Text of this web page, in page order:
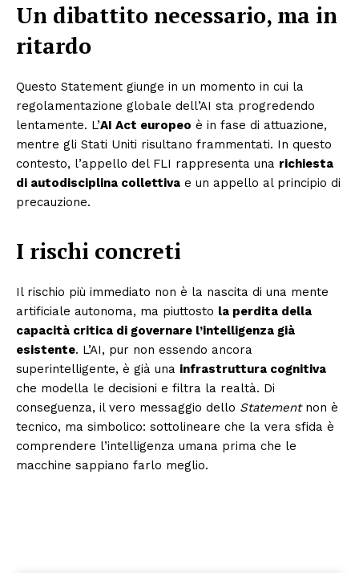
Un dibattito necessario, ma in
ritardo
Questo Statement giunge in un momento in cui la
regolamentazione globale dell’AI sta progredendo
lentamente. L’AI Act europeo è in fase di attuazione,
mentre gli Stati Uniti risultano frammentati. In questo
contesto, l’appello del FLI rappresenta una richiesta
di autodisciplina collettiva e un appello al principio di
precauzione.
I rischi concreti
Il rischio più immediato non è la nascita di una mente
artificiale autonoma, ma piuttosto la perdita della
capacità critica di governare l’intelligenza già
esistente. L’AI, pur non essendo ancora
superintelligente, è già una infrastruttura cognitiva
che modella le decisioni e filtra la realtà. Di
conseguenza, il vero messaggio dello Statementnon è
tecnico, ma simbolico: sottolineare che la vera sfida è
comprendere l’intelligenza umana prima che le
macchine sappiano farlo meglio.